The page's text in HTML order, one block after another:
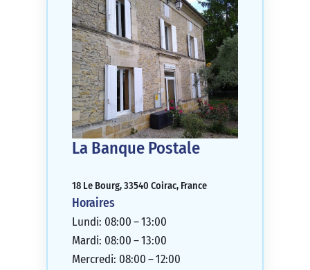
La Banque Postale
18 Le Bourg, 33540 Coirac, France
Horaires
Lundi: 08:00 – 13:00
Mardi: 08:00 – 13:00
Mercredi: 08:00 – 12:00